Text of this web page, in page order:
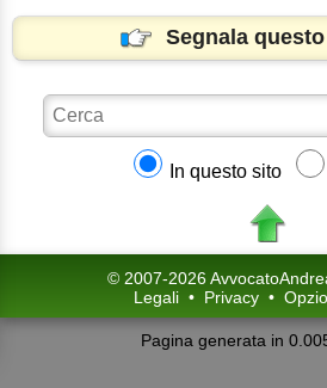
Segnala
In questo sito
© 2007-2026
Legali • Privacy •
Pagina generata in